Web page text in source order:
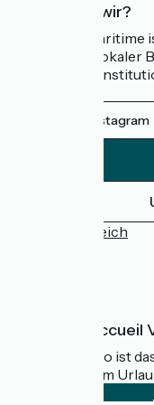
Wer sind wir?
Die Vélomaritime
Netzwerk lokaler
Instagram
Pressebereich
Was ist Accueil
Accueil Vélo ist
Radfahrer im